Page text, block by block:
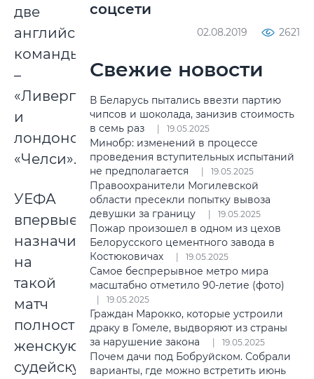
две
английские
команды
–
«Ливерпуль»
и
лондонский
«Челси».
УЕФА
впервые
назначила
на
такой
матч
полностью
женскую
судейскую
соцсети
02.08.2019 2621
Свежие новости
В Беларусь пытались ввезти партию
чипсов и шоколада, занизив стоимость
в семь раз
19.05.2025
Минобр: изменений в процессе
проведения вступительных испытаний
не предполагается
19.05.2025
Правоохранители Могилевской
области пресекли попытку вывоза
девушки за границу
19.05.2025
Пожар произошел в одном из цехов
Белорусского цементного завода в
Костюковичах
19.05.2025
Самое беспрерывное метро мира
масштабно отметило 90-летие (фото)
19.05.2025
Граждан Марокко, которые устроили
драку в Гомеле, выдворяют из страны
за нарушение закона
19.05.2025
Почем дачи под Бобруйском. Собрали
варианты, где можно встретить июнь